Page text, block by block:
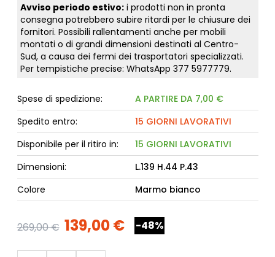
Avviso periodo estivo:i prodotti non in pronta
consegna potrebbero subire ritardi per le chiusure dei
fornitori. Possibili rallentamenti anche per mobili
montati o di grandi dimensioni destinati al Centro-
Sud, a causa dei fermi dei trasportatori specializzati.
Per tempistiche precise: WhatsApp 377 5977779.
Spese di spedizione:
A PARTIRE DA 7,00 €
Spedito entro:
15 GIORNI LAVORATIVI
Disponibile per il ritiro in:
15 GIORNI LAVORATIVI
Dimensioni:
L.139 H.44 P.43
Colore
Marmo bianco
269,00 € 139,00 € -48%